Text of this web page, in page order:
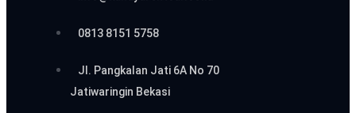
0813 8151 5758
Jl. Pangkalan Jati 6A No 70
Jatiwaringin Bekasi